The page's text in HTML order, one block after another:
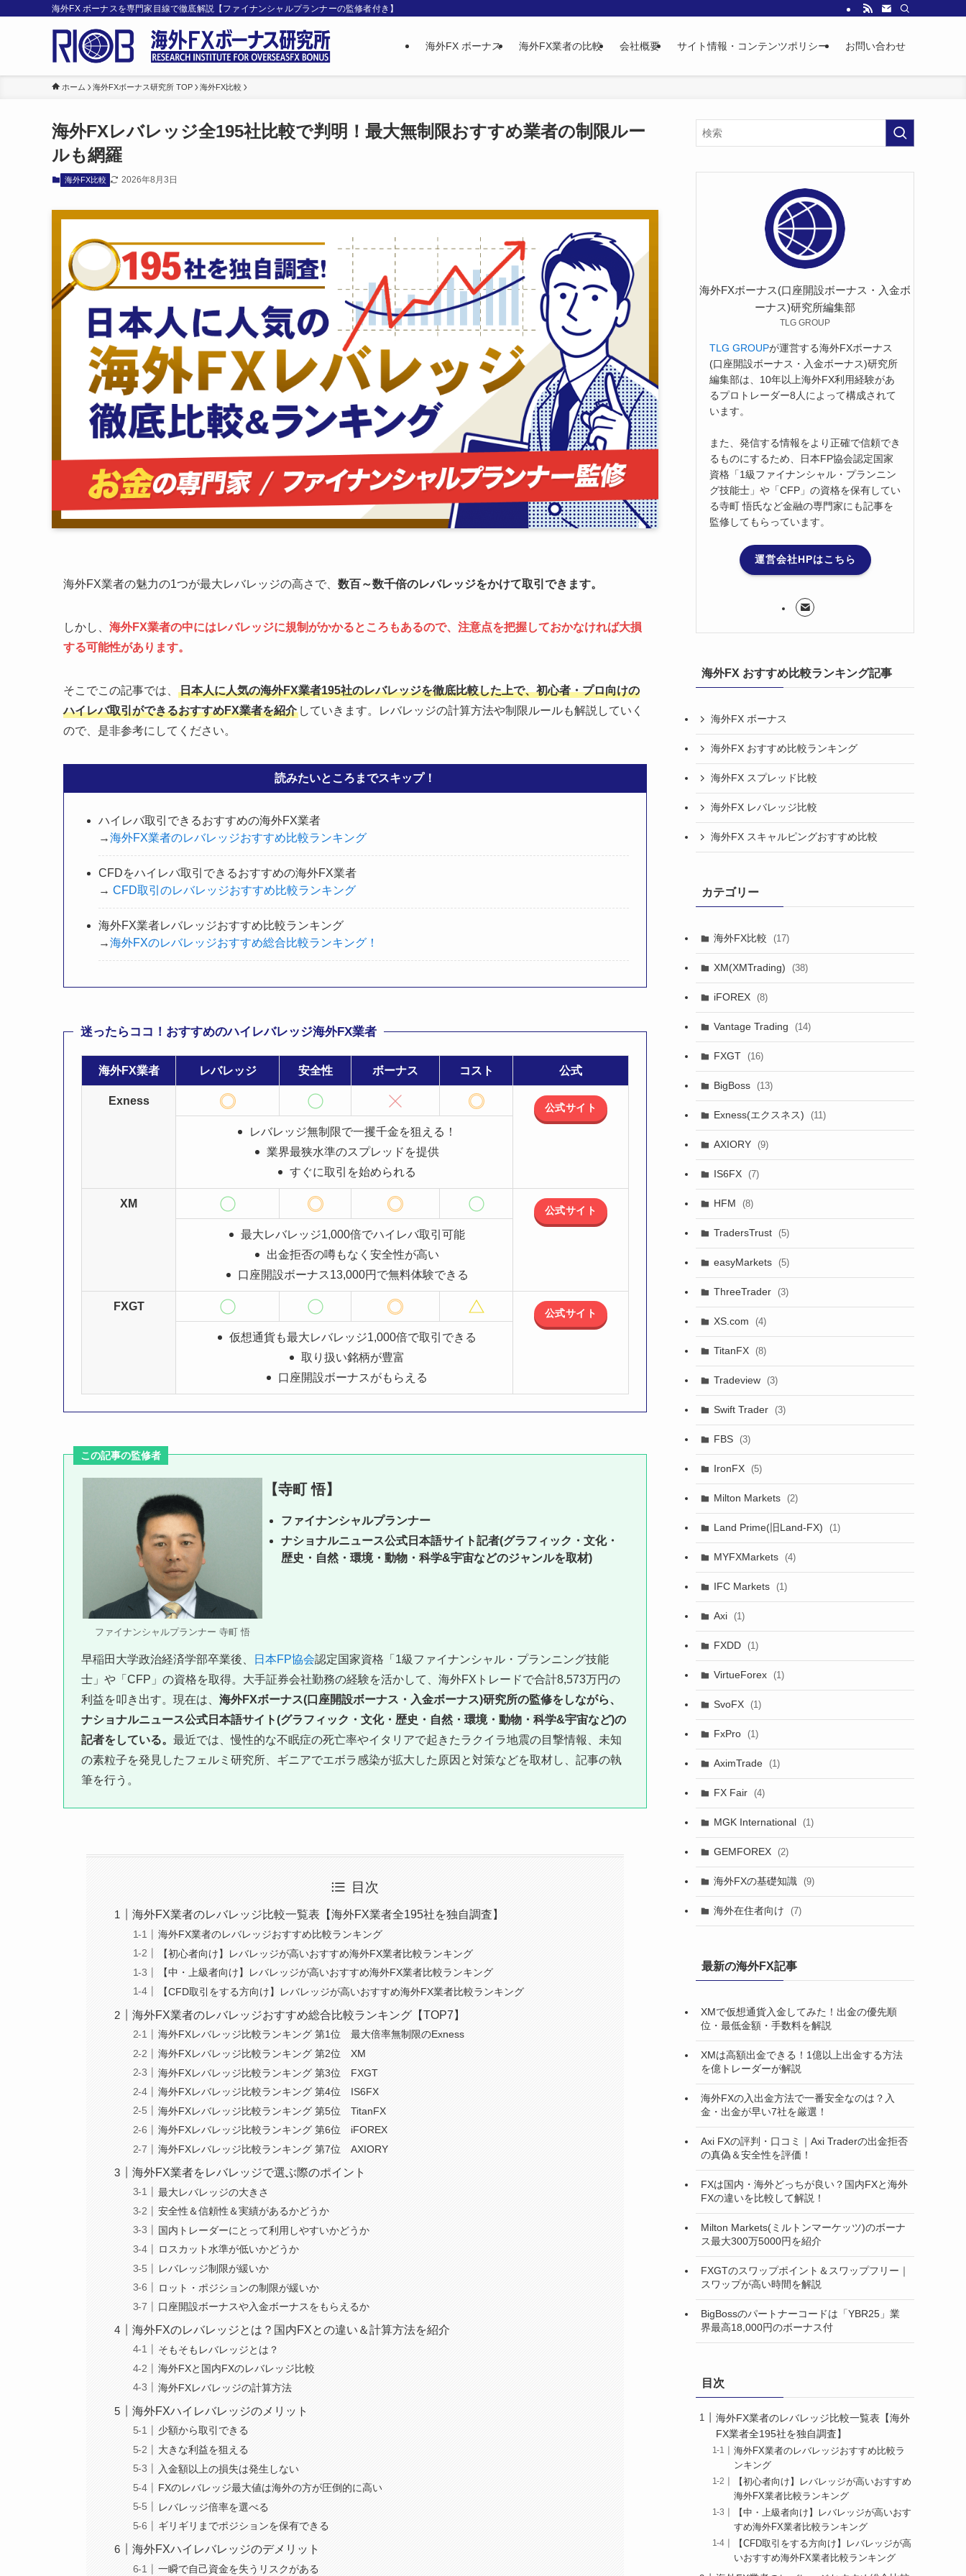
海外FX ボーナスを専門家目線で徹底解説【ファイナンシャルプランナーの監修者付き】
海外FX ボーナス 海外FX業者の比較 会社概要 サイト情報・コンテンツポリシー お問い合わせ
ホーム 海外FXボーナス研究所 TOP 海外FX比較
海外FXレバレッジ全195社比較で判明！最大無制限おすすめ業者の制限ルー
ルも網羅
海外FX比較 2026年8月3日
海外FX業者の魅力の1つが最大レバレッジの高さで、 数百～数千倍のレバレッジをかけて取引できます。
しかし、 海外FX業者の中にはレバレッジに規制がかかるところもあるので、注意点を把握しておかなければ大損
する可能性があります。
そこでこの記事では、
日本人に人気の海外FX業者195社のレバレッジを徹底比較した上で、初心者・プロ向けの
ハイレバ取引ができるおすすめFX業者を紹介 していきます。レバレッジの計算方法や制限ルールも解説していく
ので、是非参考にしてください。
読みたいところまでスキップ！
ハイレバ取引できるおすすめの海外FX業者
→海外FX業者のレバレッジおすすめ比較ランキング
CFDをハイレバ取引できるおすすめの海外FX業者
→ CFD取引のレバレッジおすすめ比較ランキング
海外FX業者レバレッジおすすめ比較ランキング
→海外FXのレバレッジおすすめ総合比較ランキング！
迷ったらココ！おすすめのハイレバレッジ海外FX業者
海外FX業者 レバレッジ 安全性 ボーナス コスト 公式
Exness
公式サイト
レバレッジ無制限で一攫千金を狙える！
業界最狭水準のスプレッドを提供
すぐに取引を始められる
XM
公式サイト
最大レバレッジ1,000倍でハイレバ取引可能
出金拒否の噂もなく安全性が高い
口座開設ボーナス13,000円で無料体験できる
FXGT
公式サイト
仮想通貨も最大レバレッジ1,000倍で取引できる
取り扱い銘柄が豊富
口座開設ボーナスがもらえる
この記事の監修者
ファイナンシャルプランナー 寺町 悟
【寺町 悟】
ファイナンシャルプランナー
ナショナルニュース公式日本語サイト記者(グラフィック・文化・
歴史・自然・環境・動物・科学&宇宙などのジャンルを取材)
早稲田大学政治経済学部卒業後、 日本FP協会認定国家資格「1級ファイナンシャル・プランニング技能
士」や「CFP」の資格を取得。大手証券会社勤務の経験を活かして、海外FXトレードで合計8,573万円の
利益を叩き出す。現在は、 海外FXボーナス(口座開設ボーナス・入金ボーナス)研究所の監修をしながら、
ナショナルニュース公式日本語サイト(グラフィック・文化・歴史・自然・環境・動物・科学&宇宙など)の
記者をしている。 最近では、慢性的な不眠症の死亡率やイタリアで起きたラクイラ地震の目撃情報、未知
の素粒子を発見したフェルミ研究所、ギニアでエボラ感染が拡大した原因と対策などを取材し、記事の執
筆を行う。
目次
海外FX業者のレバレッジ比較一覧表【海外FX業者全195社を独自調査】
海外FX業者のレバレッジおすすめ比較ランキング
【初心者向け】レバレッジが高いおすすめ海外FX業者比較ランキング
【中・上級者向け】レバレッジが高いおすすめ海外FX業者比較ランキング
【CFD取引をする方向け】レバレッジが高いおすすめ海外FX業者比較ランキング
海外FX業者のレバレッジおすすめ総合比較ランキング【TOP7】
海外FXレバレッジ比較ランキング 第1位 最大倍率無制限のExness
海外FXレバレッジ比較ランキング 第2位 XM
海外FXレバレッジ比較ランキング 第3位 FXGT
海外FXレバレッジ比較ランキング 第4位 IS6FX
海外FXレバレッジ比較ランキング 第5位 TitanFX
海外FXレバレッジ比較ランキング 第6位 iFOREX
海外FXレバレッジ比較ランキング 第7位 AXIORY
海外FX業者をレバレッジで選ぶ際のポイント
最大レバレッジの大きさ
安全性＆信頼性＆実績があるかどうか
国内トレーダーにとって利用しやすいかどうか
ロスカット水準が低いかどうか
レバレッジ制限が緩いか
ロット・ポジションの制限が緩いか
口座開設ボーナスや入金ボーナスをもらえるか
海外FXのレバレッジとは？国内FXとの違い＆計算方法を紹介
そもそもレバレッジとは？
海外FXと国内FXのレバレッジ比較
海外FXレバレッジの計算方法
海外FXハイレバレッジのメリット
少額から取引できる
大きな利益を狙える
入金額以上の損失は発生しない
FXのレバレッジ最大値は海外の方が圧倒的に高い
レバレッジ倍率を選べる
ギリギリまでポジションを保有できる
海外FXハイレバレッジのデメリット
一瞬で自己資金を失うリスクがある
海外FXボーナス(口座開設ボーナス・入金ボ
ーナス)研究所編集部
TLG GROUP
TLG GROUPが運営する海外FXボーナス
(口座開設ボーナス・入金ボーナス)研究所
編集部は、10年以上海外FX利用経験があ
るプロトレーダー8人によって構成されて
います。
また、発信する情報をより正確で信頼でき
るものにするため、日本FP協会認定国家
資格「1級ファイナンシャル・プランニン
グ技能士」や「CFP」の資格を保有してい
る寺町 悟氏など金融の専門家にも記事を
監修してもらっています。
運営会社HPはこちら
海外FX おすすめ比較ランキング記事
海外FX ボーナス
海外FX おすすめ比較ランキング
海外FX スプレッド比較
海外FX レバレッジ比較
海外FX スキャルピングおすすめ比較
カテゴリー
海外FX比較 (17)
XM(XMTrading) (38)
iFOREX (8)
Vantage Trading (14)
FXGT (16)
BigBoss (13)
Exness(エクスネス) (11)
AXIORY (9)
IS6FX (7)
HFM (8)
TradersTrust (5)
easyMarkets (5)
ThreeTrader (3)
XS.com (4)
TitanFX (8)
Tradeview (3)
Swift Trader (3)
FBS (3)
IronFX (5)
Milton Markets (2)
Land Prime(旧Land-FX) (1)
MYFXMarkets (4)
IFC Markets (1)
Axi (1)
FXDD (1)
VirtueForex (1)
SvoFX (1)
FxPro (1)
AximTrade (1)
FX Fair (4)
MGK International (1)
GEMFOREX (2)
海外FXの基礎知識 (9)
海外在住者向け (7)
最新の海外FX記事
XMで仮想通貨入金してみた！出金の優先順
位・最低金額・手数料を解説
XMは高額出金できる！1億以上出金する方法
を億トレーダーが解説
海外FXの入出金方法で一番安全なのは？入
金・出金が早い7社を厳選！
Axi FXの評判・口コミ｜Axi Traderの出金拒否
の真偽＆安全性を評価！
FXは国内・海外どっちが良い？国内FXと海外
FXの違いを比較して解説！
Milton Markets(ミルトンマーケッツ)のボーナ
ス最大300万5000円を紹介
FXGTのスワップポイント＆スワップフリー｜
スワップが高い時間を解説
BigBossのパートナーコードは「YBR25」業
界最高18,000円のボーナス付
目次
海外FX業者のレバレッジ比較一覧表【海外
FX業者全195社を独自調査】
海外FX業者のレバレッジおすすめ比較ラ
ンキング
【初心者向け】レバレッジが高いおすすめ
海外FX業者比較ランキング
【中・上級者向け】レバレッジが高いおす
すめ海外FX業者比較ランキング
【CFD取引をする方向け】レバレッジが高
いおすすめ海外FX業者比較ランキング